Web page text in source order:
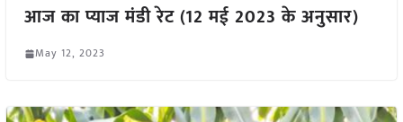
आज का प्याज मंडी रेट (12 मई 2023 के अनुसार)
May 12, 2023